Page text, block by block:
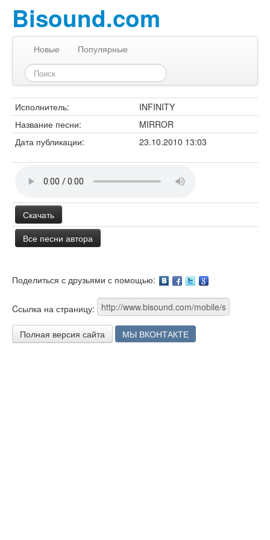
Bisound.com
Новые Популярные
Исполнитель:
INFINITY
Название песни:
MIRROR
Дата публикации:
23.10.2010 13:03
Скачать
Все песни автора
Поделиться с друзьями с помощью:
Cсылка на страницу:
Полная версия сайта МЫ ВКОНТАКТЕ